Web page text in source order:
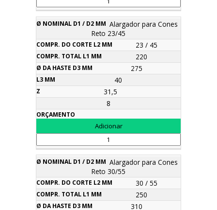
Alargador para Cones
Reto 23/45
23 / 45
220
275
40
31,5
8
Alargador para Cones
Reto 30/55
30 / 55
250
310